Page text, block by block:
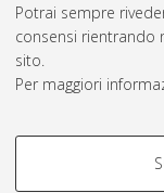
Potrai sempre
consensi rientrando
sito.
Per maggiori
COOKIE DI
Rss 2.0
AMS Laurea
Impostazioni
Informativa